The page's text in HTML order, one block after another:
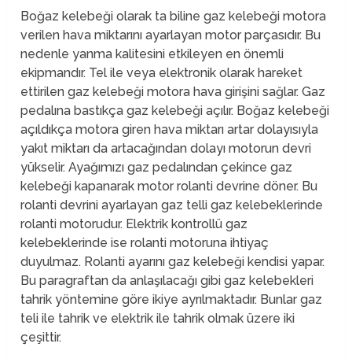
Boğaz kelebeği olarak ta biline gaz kelebeği motora
verilen hava miktarını ayarlayan motor parçasıdır. Bu
nedenle yanma kalitesini etkileyen en önemli
ekipmandır. Tel ile veya elektronik olarak hareket
ettirilen gaz kelebeği motora hava girişini sağlar. Gaz
pedalına bastıkça gaz kelebeği açılır. Boğaz kelebeği
açıldıkça motora giren hava miktarı artar dolayısıyla
yakıt miktarı da artacağından dolayı motorun devri
yükselir. Ayağımızı gaz pedalından çekince gaz
kelebeği kapanarak motor rolanti devrine döner. Bu
rolanti devrini ayarlayan gaz telli gaz kelebeklerinde
rolanti motorudur. Elektrik kontrollü gaz
kelebeklerinde ise rolanti motoruna ihtiyaç
duyulmaz. Rolanti ayarını gaz kelebeği kendisi yapar.
Bu paragraftan da anlaşılacağı gibi gaz kelebekleri
tahrik yöntemine göre ikiye ayrılmaktadır. Bunlar gaz
teli ile tahrik ve elektrik ile tahrik olmak üzere iki
çeşittir.